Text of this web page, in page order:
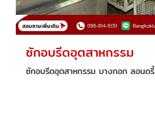
ซักอบรีดอุตสาหกรรม
ซักอบรีดอุตสาหกรรม บางกอก ลอนดรี้